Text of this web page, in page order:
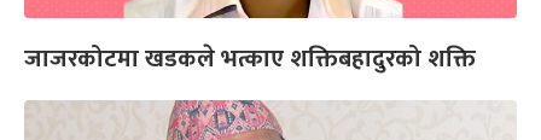
जाजरकोटमा खडकले भत्काए शक्तिबहादुरको शक्ति